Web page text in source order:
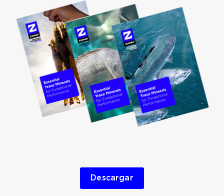
Descargar